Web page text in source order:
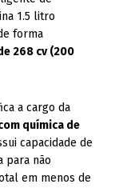
1.5 litro
forma
268 cv (200
a cargo da
química de
capacidade de
para não
em menos de